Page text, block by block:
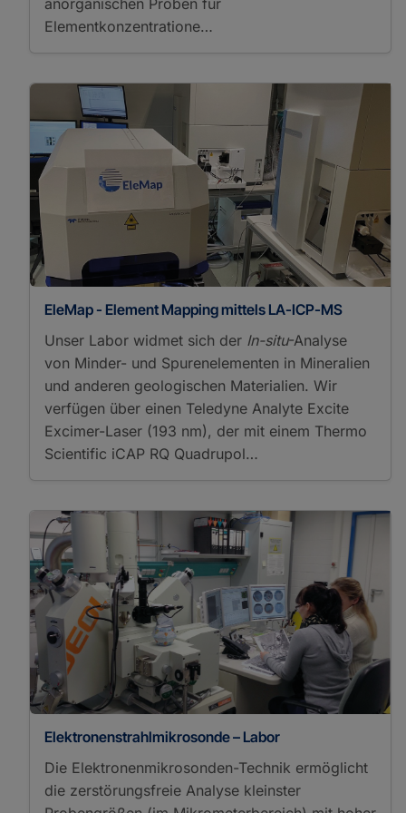
Optical Spectroscopy
Pyrolysis Gas
Raman Spectroscopy
Thermal Ionization Mass
Spectrometry
X-Ray Fluorescence
Core Scanning
X-Ray Fluorescence
Spectroscopy
Thermoanalytical Methods
Differential Scanning
Calorimetry
Analysis
Pyrolysis
Pyrolysis
Thermogravimetric
Analysis
Thermovaporization
X-Ray/Gamma Ray
Röntgendiffraktometrie
Energy Dispersive
Analysis of X-Ray
Laue Verfahren
Wavelength Dispersive
X-Ray Spectroscopy
X-Ray Computed
Microtomography
X-Ray Powder
Diffraction
Sekundärionen-
Massenspektrometrie
BSE and SE Imaging
Community-bezogene
anorganischen Proben für
Elementkonzentratione…
EleMap - Element Mapping mittels LA-ICP-MS
Unser Labor widmet sich der In-situ-Analyse
von Minder- und Spurenelementen in Mineralien
und anderen geologischen Materialien. Wir
verfügen über einen Teledyne Analyte Excite
Excimer-Laser (193 nm), der mit einem Thermo
Scientific iCAP RQ Quadrupol…
Elektronenstrahlmikrosonde – Labor
Die Elektronenmikrosonden-Technik ermöglicht
die zerstörungsfreie Analyse kleinster